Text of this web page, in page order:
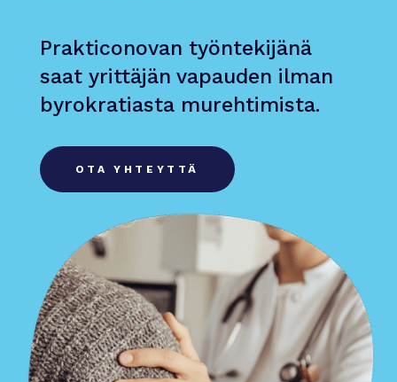
Prakticonovan työntekijänä
saat yrittäjän vapauden ilman
byrokratiasta murehtimista.
OTA YHTEYTTÄ